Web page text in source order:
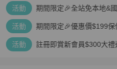
活動 期間限定🎉全站免本地&
活動 期間限定🎉優惠價$199保
活動 註冊即賞新會員$300大禮